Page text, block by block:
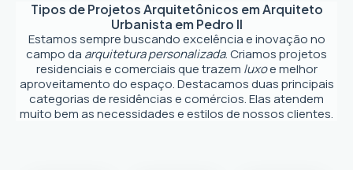
Tipos de Projetos Arquitetônicos emArquiteto
Urbanista em Pedro II
Estamos sempre buscando excelência e inovação no
campo da arquitetura personalizada. Criamos projetos
residenciais e comerciais que trazem luxoe melhor
aproveitamento do espaço. Destacamos duas principais
categorias de residências e comércios. Elas atendem
muito bem as necessidades e estilos de nossos clientes.